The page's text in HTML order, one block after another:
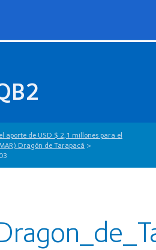
aporte de USD $ 2,1 millones para el
Dragón de Tarapacá >